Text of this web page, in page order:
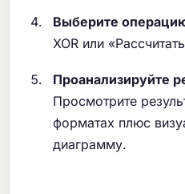
Выберите
XOR или
Проанализируйте
Просмотрите
форматах плюс
диаграмму.